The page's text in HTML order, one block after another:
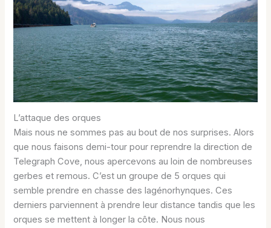
L’attaque des orques
Mais nous ne sommes pas au bout de nos surprises. Alors
que nous faisons demi-tour pour reprendre la direction de
Telegraph Cove, nous apercevons au loin de nombreuses
gerbes et remous. C’est un groupe de 5 orques qui
semble prendre en chasse des lagénorhynques. Ces
derniers parviennent à prendre leur distance tandis que les
orques se mettent à longer la côte. Nous nous